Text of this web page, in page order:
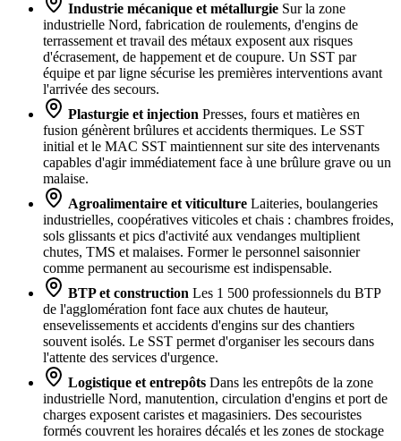
Industrie mécanique et métallurgie Sur la zone
industrielle Nord, fabrication de roulements, d'engins de
terrassement et travail des métaux exposent aux risques
d'écrasement, de happement et de coupure. Un SST par
équipe et par ligne sécurise les premières interventions avant
l'arrivée des secours.
Plasturgie et injection Presses, fours et matières en
fusion génèrent brûlures et accidents thermiques. Le SST
initial et le MAC SST maintiennent sur site des intervenants
capables d'agir immédiatement face à une brûlure grave ou un
malaise.
Agroalimentaire et viticulture Laiteries, boulangeries
industrielles, coopératives viticoles et chais : chambres froides,
sols glissants et pics d'activité aux vendanges multiplient
chutes, TMS et malaises. Former le personnel saisonnier
comme permanent au secourisme est indispensable.
BTP et construction Les 1 500 professionnels du BTP
de l'agglomération font face aux chutes de hauteur,
ensevelissements et accidents d'engins sur des chantiers
souvent isolés. Le SST permet d'organiser les secours dans
l'attente des services d'urgence.
Logistique et entrepôts Dans les entrepôts de la zone
industrielle Nord, manutention, circulation d'engins et port de
charges exposent caristes et magasiniers. Des secouristes
formés couvrent les horaires décalés et les zones de stockage